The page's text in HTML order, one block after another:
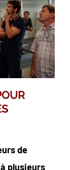
de
plusieurs